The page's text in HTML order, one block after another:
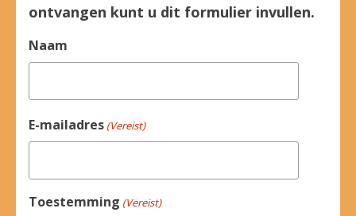
ontvangen kunt u dit formulier invullen.
Naam
E-mailadres (Vereist)
Toestemming (Vereist)